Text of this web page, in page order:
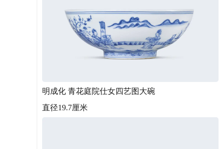
明成化 青花庭院仕女四艺图大碗
直径19.7厘米